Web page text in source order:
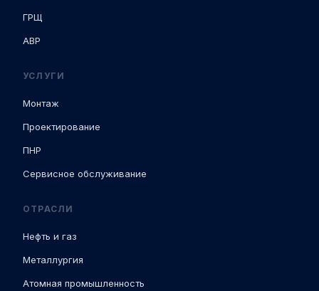
ГРЩ
АВР
УСЛУГИ
Монтаж
Проектирование
ПНР
Сервисное обслуживание
ОТРАСЛИ
Нефть и газ
Металлургия
Атомная промышленность